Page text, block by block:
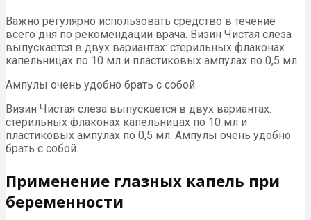
Важно регулярно использовать средство в течение
всего дня по рекомендации врача. Визин Чистая слеза
выпускается в двух вариантах: стерильных флаконах
капельницах по 10 мл и пластиковых ампулах по 0,5 мл
Ампулы очень удобно брать с собой
Визин Чистая слеза выпускается в двух вариантах:
стерильных флаконах капельницах по 10 мл и
пластиковых ампулах по 0,5 мл. Ампулы очень удобно
брать с собой.
Применение глазных капель при
беременности